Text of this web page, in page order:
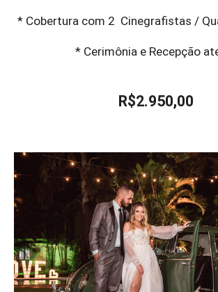
* Cobertura com 2 Cinegrafistas /
* Cerimônia e Recepção
R$2.950,00